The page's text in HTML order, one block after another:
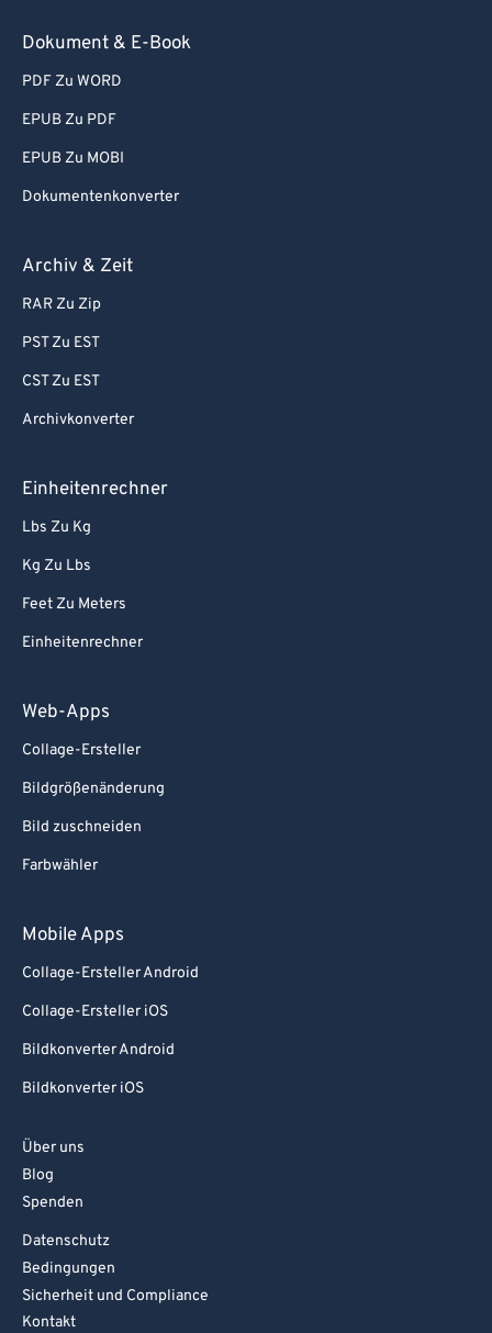
Dokument & E-Book
PDF Zu WORD
EPUB Zu PDF
EPUB Zu MOBI
Dokumentenkonverter
Archiv & Zeit
RAR Zu Zip
PST Zu EST
CST Zu EST
Archivkonverter
Einheitenrechner
Lbs Zu Kg
Kg Zu Lbs
Feet Zu Meters
Einheitenrechner
Web-Apps
Collage-Ersteller
Bildgrößenänderung
Bild zuschneiden
Farbwähler
Mobile Apps
Collage-Ersteller Android
Collage-Ersteller iOS
Bildkonverter Android
Bildkonverter iOS
Über uns
Blog
Spenden
Datenschutz
Bedingungen
Sicherheit und Compliance
Kontakt